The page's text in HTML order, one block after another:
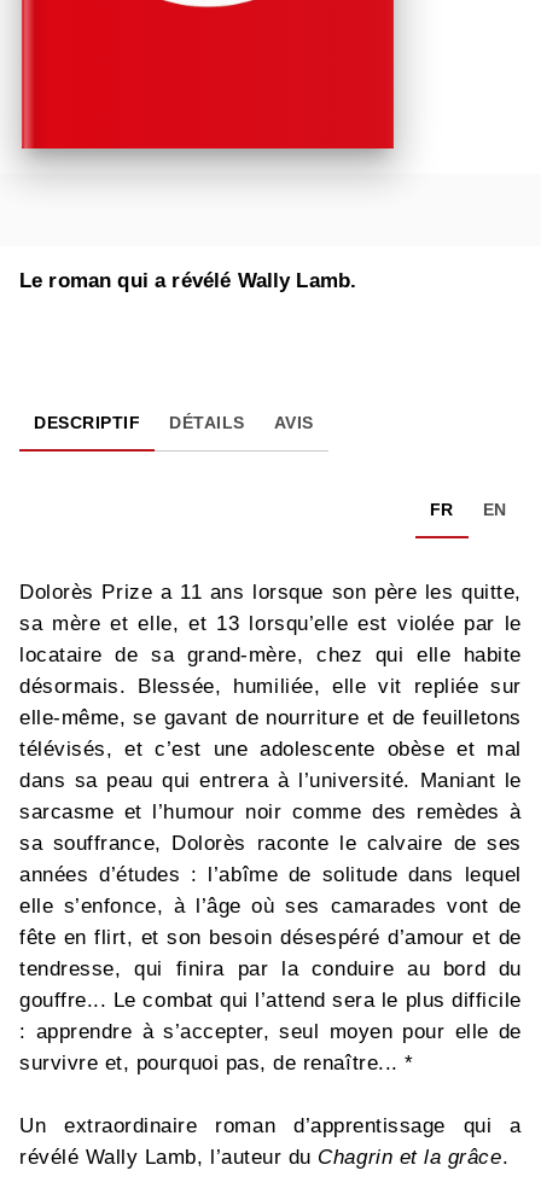
Le roman qui a révélé Wally Lamb.
DESCRIPTIF DÉTAILS AVIS
FR EN
Dolorès Prize a 11 ans lorsque son père les quitte,
sa mère et elle, et 13 lorsqu’elle est violée par le
locataire de sa grand-mère, chez qui elle habite
désormais. Blessée, humiliée, elle vit repliée sur
elle-même, se gavant de nourriture et de feuilletons
télévisés, et c’est une adolescente obèse et mal
dans sa peau qui entrera à l’université. Maniant le
sarcasme et l’humour noir comme des remèdes à
sa souffrance, Dolorès raconte le calvaire de ses
années d’études : l’abîme de solitude dans lequel
elle s’enfonce, à l’âge où ses camarades vont de
fête en flirt, et son besoin désespéré d’amour et de
tendresse, qui finira par la conduire au bord du
gouffre... Le combat qui l’attend sera le plus difficile
: apprendre à s’accepter, seul moyen pour elle de
survivre et, pourquoi pas, de renaître... *
Un extraordinaire roman d’apprentissage qui a
révélé Wally Lamb, l’auteur du Chagrin et la grâce.